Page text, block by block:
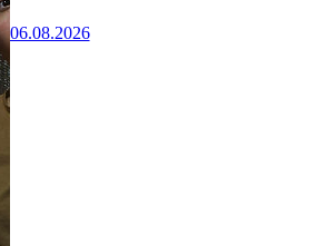
06.08.2026